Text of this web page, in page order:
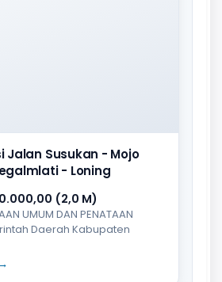
Jalan Susukan - Mojo
- Loning
(2,0 M)
UMUM DAN PENATAAN
Daerah Kabupaten
→